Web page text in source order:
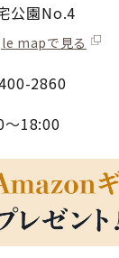
公園No.4
mapで見る
2860
～18:00